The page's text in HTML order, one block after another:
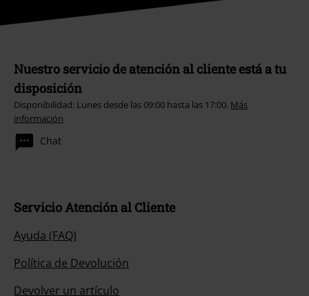
Nuestro servicio de atención al cliente está a tu
disposición
Disponibilidad: Lunes desde las 09:00 hasta las 17:00. Más
información
Chat
Servicio Atención al Cliente
Ayuda (FAQ)
Política de Devolución
Devolver un artículo